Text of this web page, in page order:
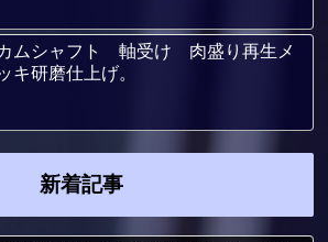
ムシャフト 軸受け 肉盛り再生メ
キ研磨仕上げ。
新着記事